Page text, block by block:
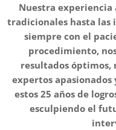
Nuestra experiencia
tradicionales hasta las
siempre con el
procedimiento,
resultados óptimos,
expertos apasionados
estos 25 años de
esculpiendo el